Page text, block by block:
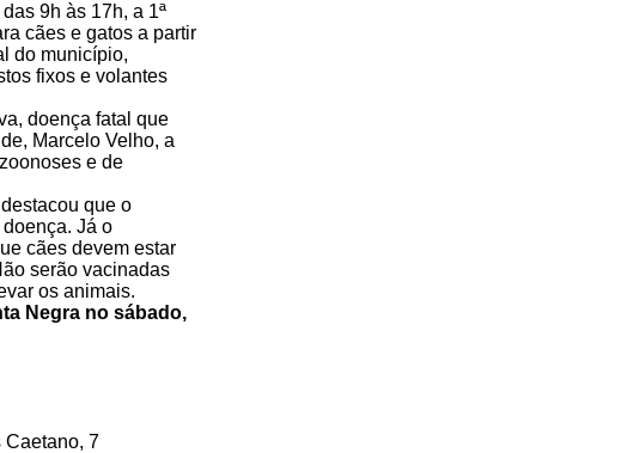
9h às 17h, a 1ª
cães e gatos a partir
do município,
fixos e volantes
doença fatal que
Marcelo Velho, a
e de
que o
Já o
cães devem estar
serão vacinadas
os animais.
Negra no sábado,
Caetano, 7